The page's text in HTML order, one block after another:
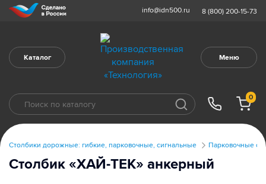
info@idn500.ru 8 (800) 200-15-73
Каталог Меню
0
Столбики дорожные: гибкие, парковочные, сигнальные Парковочные
Столбик «ХАЙ-ТЕК» анкерный